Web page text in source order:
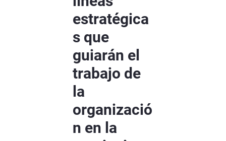
estratégica
s que
guiarán el
trabajo de
la
organizació
n en la